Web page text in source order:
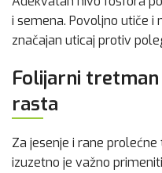
i semena. Povoljno utiče
značajan uticaj protiv
Folijarni
rasta
Za jesenje i rane
izuzetno je važno primeniti